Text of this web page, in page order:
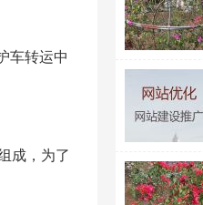
车转运中
成，为了